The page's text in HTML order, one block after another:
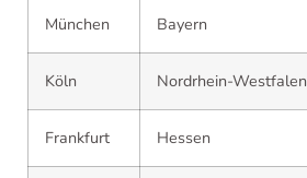
München Bayern
Köln Nordrhein-Westfalen
Frankfurt Hessen